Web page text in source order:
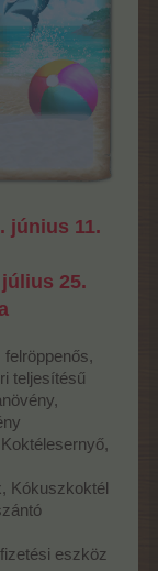
június 11.
július 25.
teljesítésű
Kókuszkoktél
eszköz